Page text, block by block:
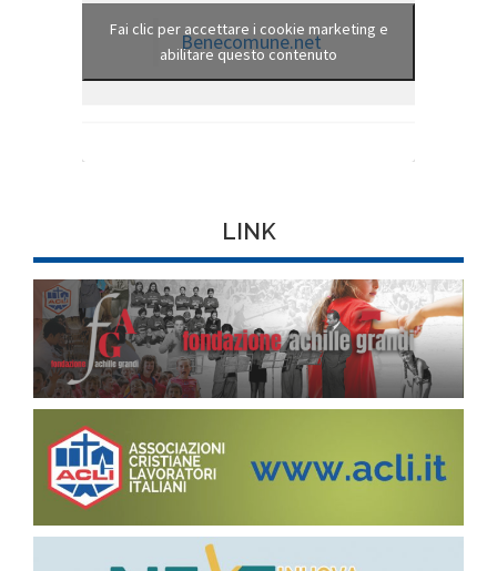
Benecomune.net
Fai clic per accettare i cookie marketing e
abilitare questo contenuto
LINK